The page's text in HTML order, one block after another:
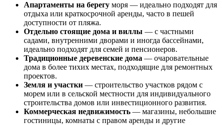
Апартаменты на берегу моря — идеально подходят для
отдыха или краткосрочной аренды, часто в пешей
доступности от пляжа.
Отдельно стоящие дома и виллы — с частными
садами, внутренними дворами и иногда бассейнами,
идеально подходят для семей и пенсионеров.
Традиционные деревенские дома — очаровательные
дома в более тихих местах, подходящие для ремонтных
проектов.
Земля и участки — строительство участков рядом с
морем или в сельской местности для индивидуального
строительства домов или инвестиционного развития.
Коммерческая недвижимость — магазины, небольшие
гостиницы, комнаты с правом аренды и другие